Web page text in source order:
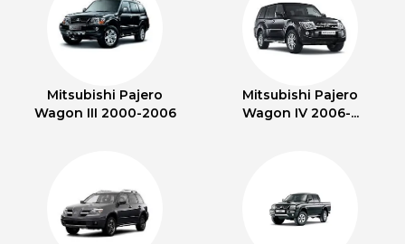
Mitsubishi Pajero
Wagon III 2000-2006
Mitsubishi Pajero
Wagon IV 2006-...